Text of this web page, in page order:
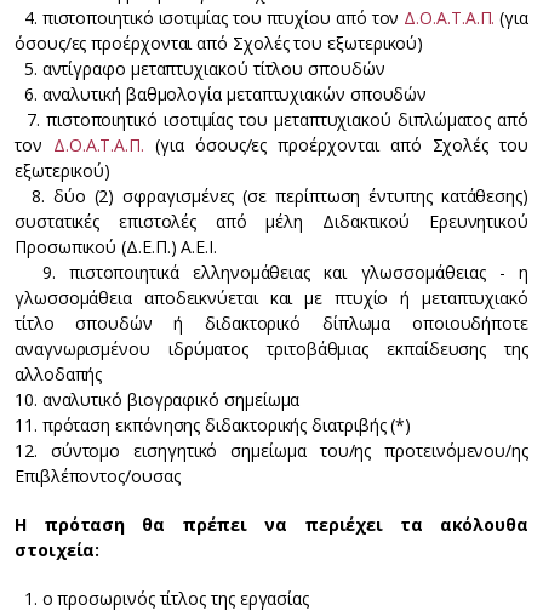
4. πιστοποιητικό ισοτιμίας του πτυχίου από τον Δ.Ο.Α.Τ.Α.Π. (για
όσους/ες προέρχονται από Σχολές του εξωτερικού)
5. αντίγραφο μεταπτυχιακού τίτλου σπουδών
6. αναλυτική βαθμολογία μεταπτυχιακών σπουδών
7. πιστοποιητικό ισοτιμίας του μεταπτυχιακού διπλώματος από
τον Δ.Ο.Α.Τ.Α.Π. (για όσους/ες προέρχονται από Σχολές του
εξωτερικού)
8. δύο (2) σφραγισμένες (σε περίπτωση έντυπης κατάθεσης)
συστατικές επιστολές από μέλη Διδακτικού Ερευνητικού
Προσωπικού (Δ.Ε.Π.) Α.Ε.Ι.
9. πιστοποιητικά ελληνομάθειας και γλωσσομάθειας - η
γλωσσομάθεια αποδεικνύεται και με πτυχίο ή μεταπτυχιακό
τίτλο σπουδών ή διδακτορικό δίπλωμα οποιουδήποτε
αναγνωρισμένου ιδρύματος τριτοβάθμιας εκπαίδευσης της
αλλοδαπής
10. αναλυτικό βιογραφικό σημείωμα
11. πρόταση εκπόνησης διδακτορικής διατριβής (*)
12. σύντομο εισηγητικό σημείωμα του/ης προτεινόμενου/ης
Επιβλέποντος/ουσας
Η πρόταση θα πρέπει να περιέχει τα ακόλουθα
στοιχεία:
1. ο προσωρινός τίτλος της εργασίας